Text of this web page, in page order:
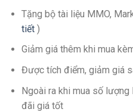
Tặng bộ tài liệu MMO,
tiết)
Giảm giá thêm khi mua
Được tích điểm, giảm giá
Ngoài ra khi mua số lượng
đãi giá tốt